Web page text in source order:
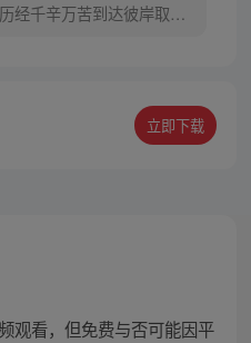
经千辛万苦到达彼岸取
藏大法师，和他一起重新
全新“西行小队”，再度踏
立即下载
观看，但免费与否可能因平